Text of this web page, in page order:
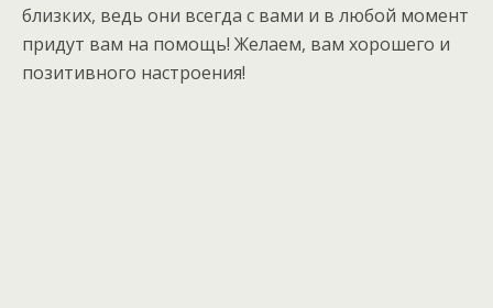
близких, ведь они всегда с вами и в любой момент
придут вам на помощь! Желаем, вам хорошего и
позитивного настроения!